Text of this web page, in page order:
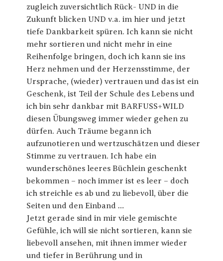
zugleich zuversichtlich Rück- UND in die
Zukunft blicken UND v.a. im hier und jetzt
tiefe Dankbarkeit spüren. Ich kann sie nicht
mehr sortieren und nicht mehr in eine
Reihenfolge bringen, doch ich kann sie ins
Herz nehmen und der Herzensstimme, der
Ursprache, (wieder) vertrauen und das ist ein
Geschenk, ist Teil der Schule des Lebens und
ich bin sehr dankbar mit BARFUSS+WILD
diesen Übungsweg immer wieder gehen zu
dürfen. Auch Träume begann ich
aufzunotieren und wertzuschätzen und dieser
Stimme zu vertrauen. Ich habe ein
wunderschönes leeres Büchlein geschenkt
bekommen – noch immer ist es leer – doch
ich streichle es ab und zu liebevoll, über die
Seiten und den Einband …
Jetzt gerade sind in mir viele gemischte
Gefühle, ich will sie nicht sortieren, kann sie
liebevoll ansehen, mit ihnen immer wieder
und tiefer in Berührung und in